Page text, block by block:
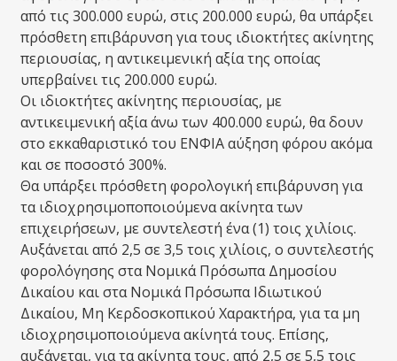
από τις 300.000 ευρώ, στις 200.000 ευρώ, θα υπάρξει
πρόσθετη επιβάρυνση για τους ιδιοκτήτες ακίνητης
περιουσίας, η αντικειμενική αξία της οποίας
υπερβαίνει τις 200.000 ευρώ.
Οι ιδιοκτήτες ακίνητης περιουσίας, με
αντικειμενική αξία άνω των 400.000 ευρώ, θα δουν
στο εκκαθαριστικό του ΕΝΦΙΑ αύξηση φόρου ακόμα
και σε ποσοστό 300%.
Θα υπάρξει πρόσθετη φορολογική επιβάρυνση για
τα ιδιοχρησιμοποποιούμενα ακίνητα των
επιχειρήσεων, με συντελεστή ένα (1) τοις χιλίοις.
Αυξάνεται από 2,5 σε 3,5 τοις χιλίοις, ο συντελεστής
φορολόγησης στα Νομικά Πρόσωπα Δημοσίου
Δικαίου και στα Νομικά Πρόσωπα Ιδιωτικού
Δικαίου, Μη Κερδοσκοπικού Χαρακτήρα, για τα μη
ιδιοχρησιμοποιούμενα ακίνητά τους. Επίσης,
αυξάνεται, για τα ακίνητα τους, από 2,5 σε 5,5 τοις